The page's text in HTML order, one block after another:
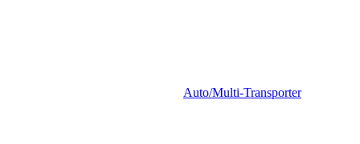
Auto/Multi-Transporter